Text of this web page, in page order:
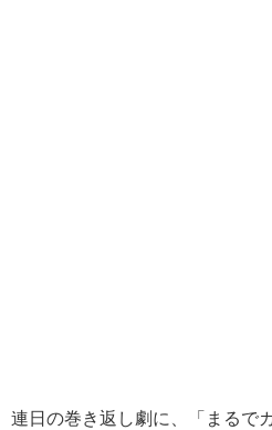
連日の巻き返し劇に、「まるで